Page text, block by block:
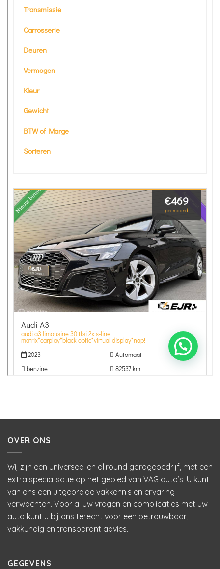
OVER ONS
Wij zijn een universeel en allround garagebedrijf, met een
extra specialisatie op het gebied van VAG auto’s. U kunt
van ons een uitgebreide vakkennis en ervaring
verwachten. Voor al uw vragen en complicaties met uw
auto kunt u bij ons terecht voor een betrouwbaar,
vakkundig en transparant advies.
GEGEVENS